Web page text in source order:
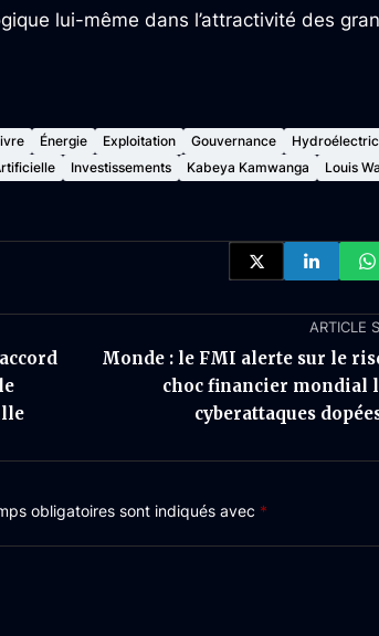
lui-même dans l’attractivité des
Énergie Exploitation Gouvernance
Investissements Kabeya Kamwanga
Louis
ARTICLE
Monde : le FMI alerte sur le
choc financier mondial
cyberattaques
obligatoires sont indiqués avec *